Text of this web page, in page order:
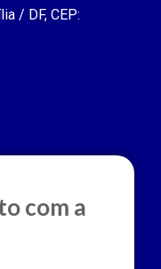
/ DF, CEP:
com a